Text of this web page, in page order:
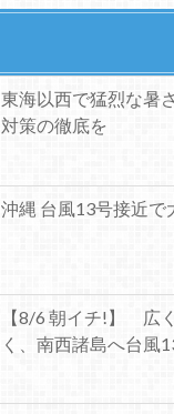
東海以西で猛烈な暑
対策の徹底を
沖縄 台風13号接近で
【8/6 朝イチ!】 広
く、南西諸島へ台風